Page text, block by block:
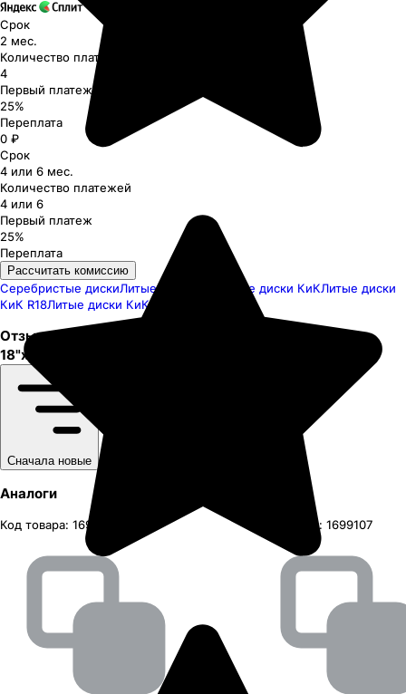
Срок
2 мес.
Количество платежей
4
Первый платеж
25%
Переплата
0 ₽
Срок
4 или 6 мес.
Количество платежей
4 или 6
Первый платеж
25%
Переплата
Рассчитать комиссию
Серебристые дискиЛитые диски R18 Литые диски КиКЛитые диски
КиК R18Литые диски КиК Намиб
Отзывы о
18"x7J PCD 5x139.7 ЕТ 35 ЦО 108.5
Сначала новые
Аналоги
Код товара: 1699106 Код товара: 1699107